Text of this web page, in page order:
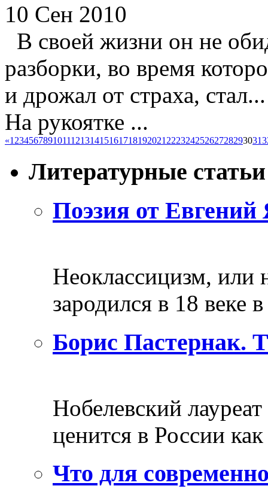
10 Сен 2010
В своей жизни он не
разборки, во время
и дрожал от страха,
На рукоятке ...
«1 23456789101112131415161718192021 22232425262728293031
Литературные статьи
Поэзия от Евгений
Неоклассицизм, или
зародился в 18 веке
Борис Пастернак.
Нобелевский
ценится в России
Что для